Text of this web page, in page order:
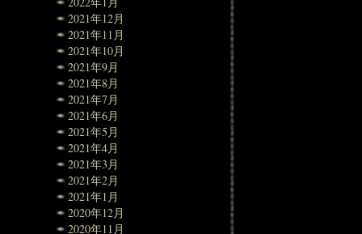
2021年12月
2021年11月
2021年10月
2021年9月
2021年8月
2021年7月
2021年6月
2021年5月
2021年4月
2021年3月
2021年2月
2021年1月
2020年12月
2020年11月